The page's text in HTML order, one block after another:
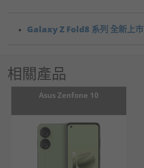
Galaxy Z Fold8 系列 全新上市
相關產品
Asus Zenfone 10